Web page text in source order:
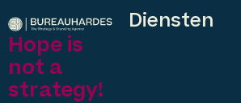
Hope is
not a
strategy!
Diensten